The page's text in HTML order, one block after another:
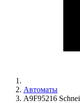
Автоматы
A9F95216